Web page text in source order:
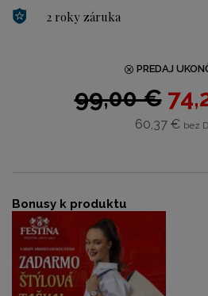
2 roky záruka
PREDAJ
99,00 €
60,37 € bez
Bonusy k produktu